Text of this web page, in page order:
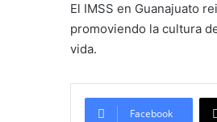
El IMSS en Guanajuato
promoviendo la cultura
vida.
Facebook